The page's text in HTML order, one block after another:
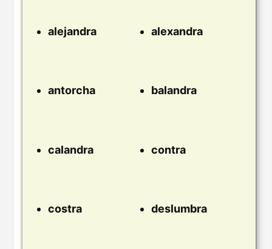
alejandra alexandra
antorcha balandra
calandra contra
costra deslumbra